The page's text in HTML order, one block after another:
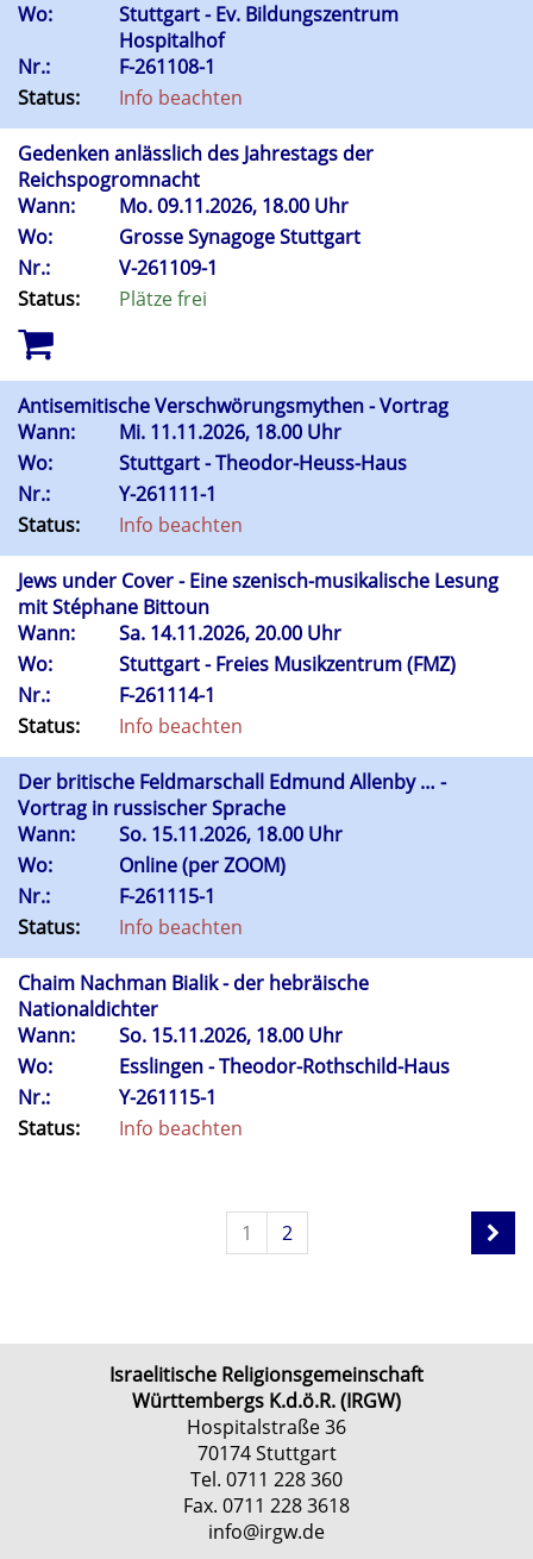
Wo:
Stuttgart - Ev. Bildungszentrum
Hospitalhof
Nr.:
F-261108-1
Status:
Info beachten
Gedenken anlässlich des Jahrestags der
Reichspogromnacht
Wann:
Mo.09.11.2026, 18.00 Uhr
Wo:
Grosse Synagoge Stuttgart
Nr.:
V-261109-1
Status:
Plätze frei
Antisemitische Verschwörungsmythen - Vortrag
Wann:
Mi. 11.11.2026, 18.00 Uhr
Wo:
Stuttgart - Theodor-Heuss-Haus
Nr.:
Y-261111-1
Status:
Info beachten
Jews under Cover - Eine szenisch-musikalische Lesung
mit Stéphane Bittoun
Wann:
Sa. 14.11.2026, 20.00 Uhr
Wo:
Stuttgart - Freies Musikzentrum (FMZ)
Nr.:
F-261114-1
Status:
Info beachten
Der britische Feldmarschall Edmund Allenby … -
Vortrag in russischer Sprache
Wann:
So. 15.11.2026, 18.00 Uhr
Wo:
Online (per ZOOM)
Nr.:
F-261115-1
Status:
Info beachten
Chaim Nachman Bialik - der hebräische
Nationaldichter
Wann:
So. 15.11.2026, 18.00 Uhr
Wo:
Esslingen - Theodor-Rothschild-Haus
Nr.:
Y-261115-1
Status:
Info beachten
1 2
Israelitische Religionsgemeinschaft
Württembergs K.d.ö.R. (IRGW)
Hospitalstraße 36
70174 Stuttgart
Tel. 0711 228 360
Fax. 0711 228 3618
info@irgw.de